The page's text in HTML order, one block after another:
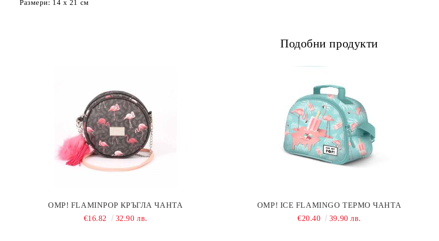
Размери: 14 х 21 см
Подобни продукти
OMP! FLAMINPOP КРЪГЛА ЧАНТА
€16.82
32.90 лв.
OMP! ICE FLAMINGO ТЕРМО ЧАНТА
€20.40
39.90 лв.